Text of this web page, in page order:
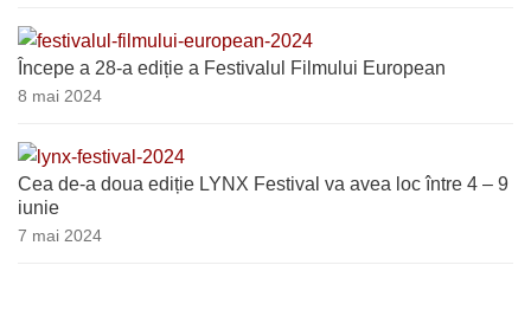
Începe a 28-a ediție a Festivalul Filmului European
8 mai 2024
Cea de-a doua ediție LYNX Festival va avea loc între 4 – 9
iunie
7 mai 2024